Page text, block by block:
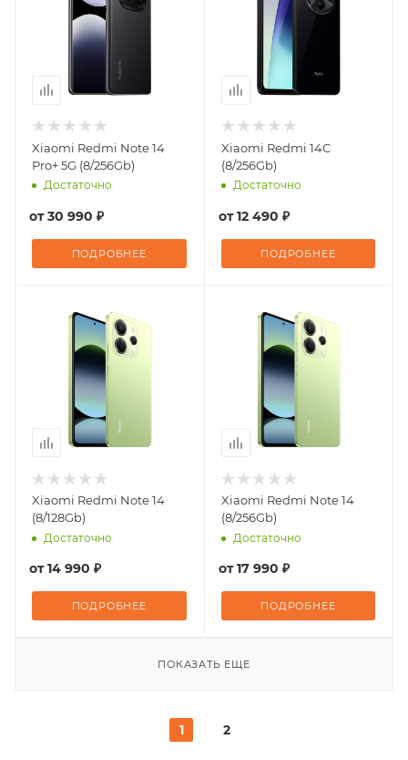
Xiaomi Redmi Note 14
Pro+ 5G (8/256Gb)
Достаточно
от30 990 ₽
ПОДРОБНЕЕ
Xiaomi Redmi 14C
(8/256Gb)
Достаточно
от12 490 ₽
ПОДРОБНЕЕ
Xiaomi Redmi Note 14
(8/128Gb)
Достаточно
от14 990 ₽
ПОДРОБНЕЕ
Xiaomi Redmi Note 14
(8/256Gb)
Достаточно
от17 990 ₽
ПОДРОБНЕЕ
ПОКАЗАТЬ ЕЩЕ
1 2